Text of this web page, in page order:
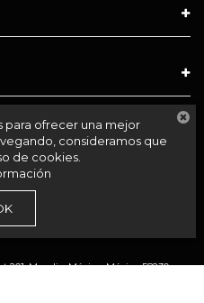
201,Morelia,México,México58230
para ofrecer una mejor
consideramos que
de cookies.